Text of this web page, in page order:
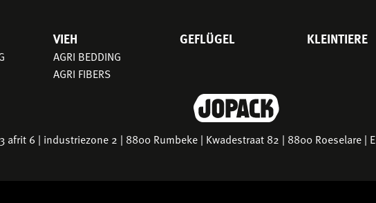
VIEH
AGRI BEDDING
AGRI FIBERS
GEFLÜGEL KLEINTIERE
afrit 6 | industriezone 2 | 8800 Rumbeke | Kwadestraat 82 | 8800 Roeselare | E